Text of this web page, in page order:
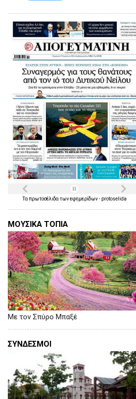
Τα πρωτοσέλιδα τωνεφημερίδων- protoselida
ΜΟΥΣΙΚΑ ΤΟΠΙΑ
Με τον Σπύρο Μπαξέ
ΣΥΝΔΕΣΜΟΙ